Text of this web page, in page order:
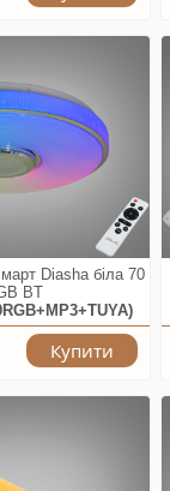
Diasha біла 70
BT
Купити